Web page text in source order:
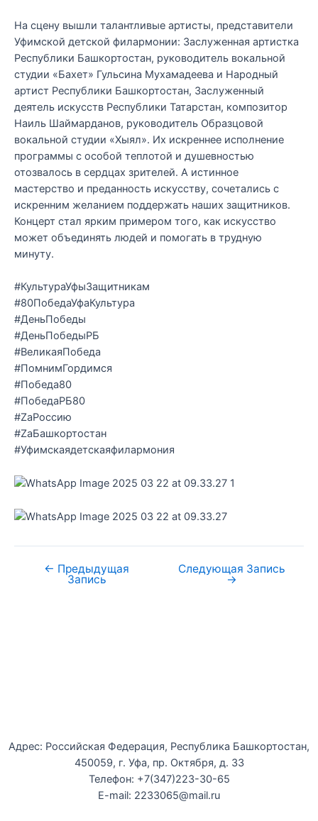
На сцену вышли талантливые артисты, представители
Уфимской детской филармонии: Заслуженная артистка
Республики Башкортостан, руководитель вокальной
студии «Бахет» Гульсина Мухамадеева и Народный
артист Республики Башкортостан, Заслуженный
деятель искусств Республики Татарстан, композитор
Наиль Шаймарданов, руководитель Образцовой
вокальной студии «Хыял». Их искреннее исполнение
программы с особой теплотой и душевностью
отозвалось в сердцах зрителей. А истинное
мастерство и преданность искусству, сочетались с
искренним желанием поддержать наших защитников.
Концерт стал ярким примером того, как искусство
может объединять людей и помогать в трудную
минуту.
#КультураУфыЗащитникам
#80ПобедаУфаКультура
#ДеньПобеды
#ДеньПобедыРБ
#ВеликаяПобеда
#ПомнимГордимся
#Победа80
#ПобедаРБ80
#ZаРоссию
#ZаБашкортостан
#Уфимскаядетскаяфилармония
← Предыдущая
Запись
Следующая Запись
→
Адрес: Российская Федерация, Республика Башкортостан,
450059, г. Уфа, пр. Октября, д. 33
Телефон: +7(347)223-30-65
E-mail: 2233065@mail.ru